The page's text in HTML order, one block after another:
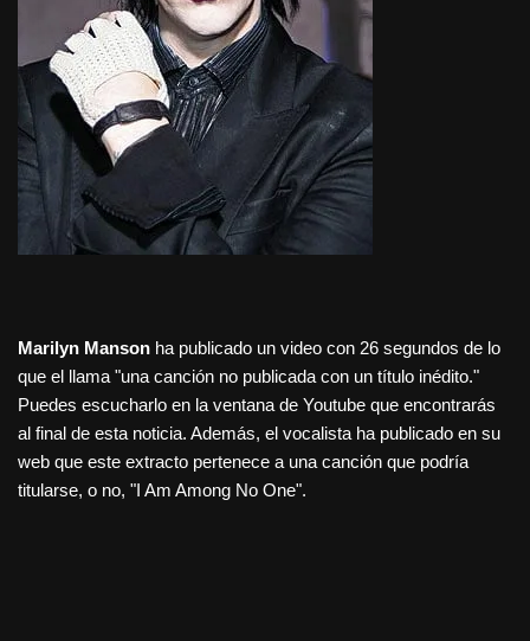
Marilyn Manson ha publicado un video con 26 segundos de lo
que el llama "una canción no publicada con un título inédito."
Puedes escucharlo en la ventana de Youtube que encontrarás
al final de esta noticia. Además, el vocalista ha publicado en su
web que este extracto pertenece a una canción que podría
titularse, o no, "I Am Among No One".